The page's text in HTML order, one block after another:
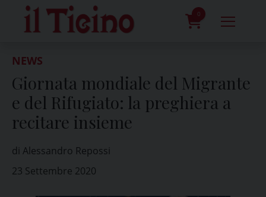
content
0
NEWS
Giornata mondiale del Migrante
e del Rifugiato: la preghiera a
recitare insieme
di Alessandro Repossi
23 Settembre 2020